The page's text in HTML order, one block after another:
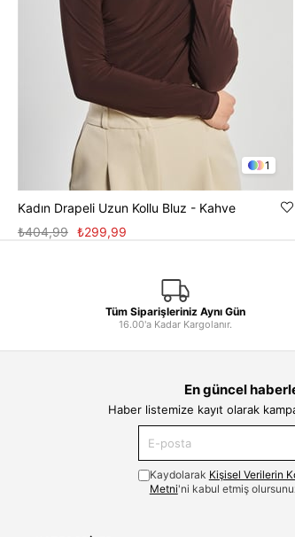
1
Kadın Drapeli Uzun Kollu Bluz - Kahve
₺299,99
₺404,99
Tüm Siparişleriniz Aynı Gün
16.00'a Kadar Kargolanır.
En güncel
Haber listemize kayıt olarak
Kaydolarak Kişisel Verilerin
Metni'ni kabul etmiş